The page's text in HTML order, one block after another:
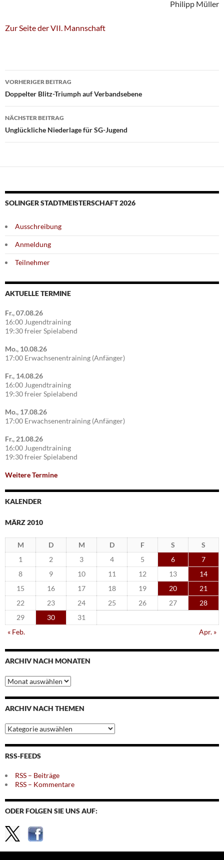
Philipp Müller
Zur Seite der VII. Mannschaft
Beitragsnavigation
VORHERIGER BEITRAG
Doppelter Blitz-Triumph auf Verbandsebene
NÄCHSTER BEITRAG
Unglückliche Niederlage für SG-Jugend
SOLINGER STADTMEISTERSCHAFT 2026
Ausschreibung
Anmeldung
Teilnehmer
AKTUELLE TERMINE
Fr., 07.08.26
16:00 Jugendtraining
19:30 freier Spielabend
Mo., 10.08.26
17:00 Erwachsenentraining (Anfänger)
Fr., 14.08.26
16:00 Jugendtraining
19:30 freier Spielabend
Mo., 17.08.26
17:00 Erwachsenentraining (Anfänger)
Fr., 21.08.26
16:00 Jugendtraining
19:30 freier Spielabend
Weitere Termine
KALENDER
MÄRZ 2010
M D M D F S
S
1
2 3 4 5 6
7
8
9 10 11 12 13
14
15
16 17 18 19 20
21
22
23 24 25 26 27
28
29
30
31
« Feb.
Apr. »
ARCHIV NACH MONATEN
Archiv
nach
Monaten
ARCHIV NACH THEMEN
Archiv
nach
Themen
RSS-FEEDS
RSS – Beiträge
RSS – Kommentare
ODER FOLGEN SIE UNS AUF: